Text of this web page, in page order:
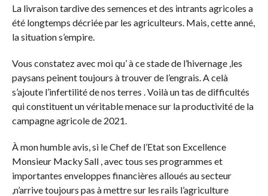
La livraison tardive des semences et des intrants agricoles a
été longtemps décriée par les agriculteurs. Mais, cette anné,
la situation s’empire.
Vous constatez avec moi qu’ à ce stade de l’hivernage ,les
paysans peinent toujours à trouver de l’engrais. A celà
s’ajoute l’infertilité de nos terres . Voilà un tas de difficultés
qui constituent un véritable menace sur la productivité de la
campagne agricole de 2021.
À mon humble avis, si le Chef de l’Etat son Excellence
Monsieur Macky Sall , avec tous ses programmes et
importantes enveloppes financières alloués au secteur
,n’arrive toujours pas à mettre sur les rails l’agriculture